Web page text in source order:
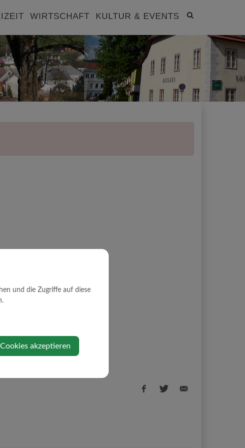
Site
toggle
WIRTSCHAFT KULTUR & EVENTS
und die Zugriffe auf diese
akzeptieren